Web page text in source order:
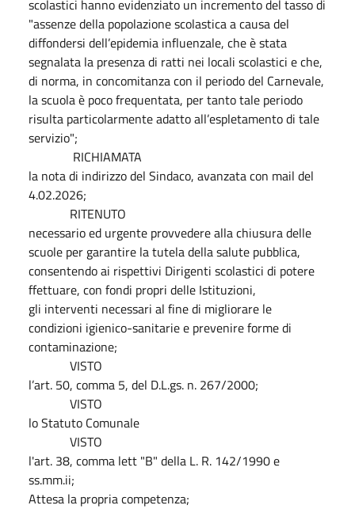
scolastici hanno evidenziato un incremento del tasso di
"assenze della popolazione scolastica a causa del
diffondersi dell’epidemia influenzale, che è stata
segnalata la presenza di ratti nei locali scolastici e che,
di norma, in concomitanza con il periodo del Carnevale,
la scuola è poco frequentata, per tanto tale periodo
risulta particolarmente adatto all’espletamento di tale
servizio";
RICHIAMATA
la nota di indirizzo del Sindaco, avanzata con mail del
4.02.2026;
RITENUTO
necessario ed urgente provvedere alla chiusura delle
scuole per garantire la tutela della salute pubblica,
consentendo ai rispettivi Dirigenti scolastici di potere
ffettuare, con fondi propri delle Istituzioni,
gli interventi necessari al fine di migliorare le
condizioni igienico-sanitarie e prevenire forme di
contaminazione;
VISTO
l’art. 50, comma 5, del D.L.gs. n. 267/2000;
VISTO
lo Statuto Comunale
VISTO
l'art. 38, comma lett "B" della L. R. 142/1990 e
ss.mm.ii;
Attesa la propria competenza;